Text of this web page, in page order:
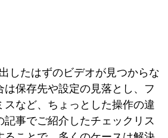
したはずのビデオが見つからな
は保存先や設定の見落とし、フ
スなど、ちょっとした操作の違
記事でご紹介したチェックリス